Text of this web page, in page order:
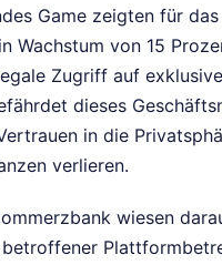
Game zeigten für
Wachstum von 15
Zugriff auf exklusive
dieses
in die
verlieren.
wiesen